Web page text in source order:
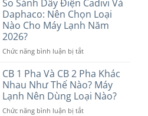
Nào
Phù
Hợp
Nhu
Năm
2026
Treo
Tường
Hay
Trần
Hơn?
So
Sánh
Chi
Tiết
So Sánh Dây Điện Cadivi Và
Daphaco: Nên Chọn Loại
Nào Cho Máy Lạnh Năm
2026?
Chức năng bình luận bị tắtở
Sánh
Dây
Điện
Cadivi
Và
CB 1 Pha Và CB 2 Pha Khác
Nhau Như Thế Nào? Máy
Lạnh Nên Dùng Loại Nào?
Chức năng bình luận bị tắtở